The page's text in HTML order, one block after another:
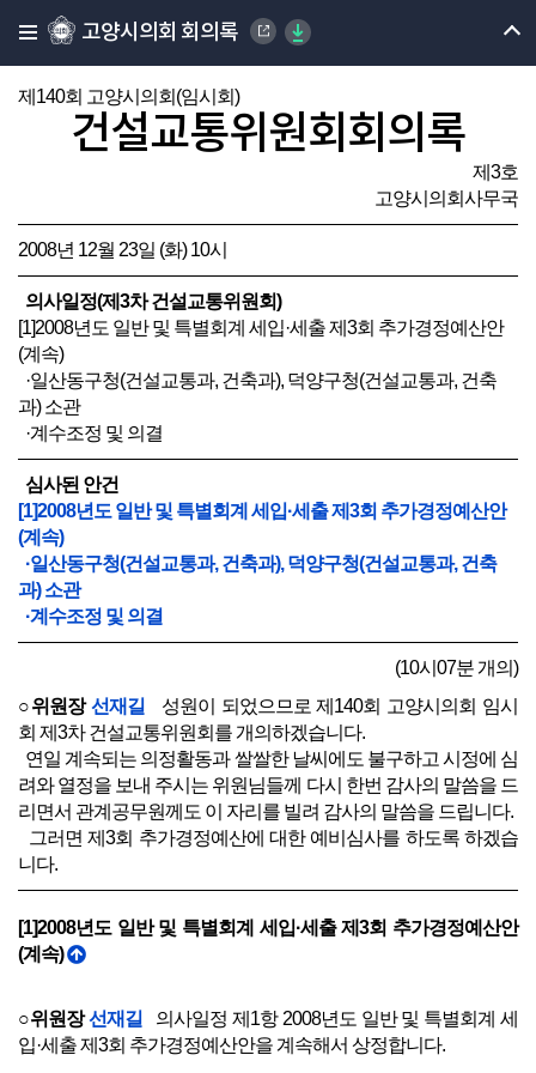
고양시의회 회의록
제140회 고양시의회(임시회)
건설교통위원회회의록
제3호
고양시의회사무국
2008년 12월 23일 (화) 10시
의사일정(제3차 건설교통위원회)
[1]2008년도 일반 및 특별회계 세입·세출 제3회 추가경정예산안
(계속)
·일산동구청(건설교통과, 건축과), 덕양구청(건설교통과, 건축
과) 소관
·계수조정 및 의결
심사된 안건
[1]2008년도 일반 및 특별회계 세입·세출 제3회 추가경정예산안
(계속)
·일산동구청(건설교통과, 건축과), 덕양구청(건설교통과, 건축
과) 소관
·계수조정 및 의결
(10시07분 개의)
○위원장선재길 성원이 되었으므로 제140회 고양시의회 임시
회 제3차 건설교통위원회를 개의하겠습니다.
연일 계속되는 의정활동과 쌀쌀한 날씨에도 불구하고 시정에 심
려와 열정을 보내 주시는 위원님들께 다시 한번 감사의 말씀을 드
리면서 관계공무원께도 이 자리를 빌려 감사의 말씀을 드립니다.
그러면 제3회 추가경정예산에 대한 예비심사를 하도록 하겠습
니다.
[1]2008년도 일반 및 특별회계 세입·세출 제3회 추가경정예산안
(계속)
○위원장선재길 의사일정 제1항 2008년도 일반 및 특별회계 세
입·세출 제3회 추가경정예산안을 계속해서 상정합니다.